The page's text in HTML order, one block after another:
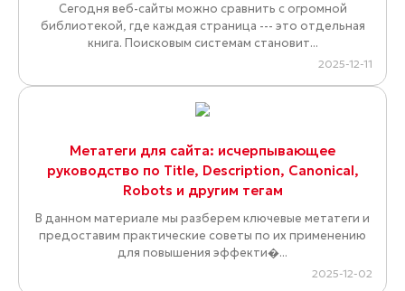
Сегодня веб-сайты можно сравнить с огромной
библиотекой, где каждая страница --- это отдельная
книга. Поисковым системам становит...
2025-12-11
Метатеги для сайта: исчерпывающее
руководство по Title, Description, Canonical,
Robots и другим тегам
В данном материале мы разберем ключевые метатеги и
предоставим практические советы по их применению
для повышения эффекти�...
2025-12-02